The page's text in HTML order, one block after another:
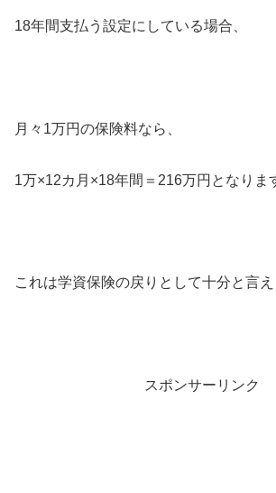
18年間支払う設定にしている場合、
月々1万円の保険料なら、
1万×12カ月×18年間＝216万円となりま
これは学資保険の戻りとして十分と言
スポンサーリンク